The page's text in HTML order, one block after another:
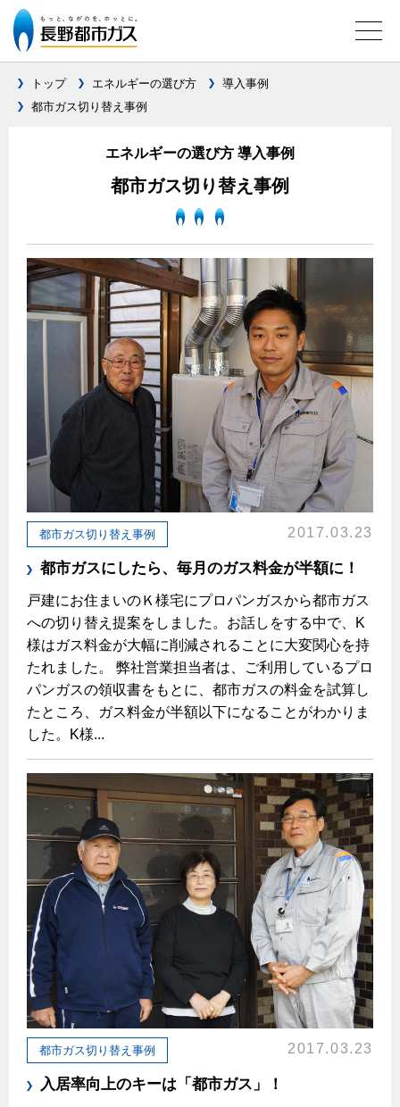
家庭用選択約款
ご請求とお支払いについて
口座振替によるお支払い
クレジットカードによるお支払い
払込書による窓口でのお支払い
払込書によるスマホアプリでのお支払い
検針について
原料費調整制度について
こんなときは
ガスくさいとき・警報器が鳴ったとき
ガスが出ないとき
ガスメーターの復帰方法
ガス器具が故障したとき
地震のとき
ガス給湯器・風呂釜の凍結予防方法
ガス工事について
ガス工事に関する約款・委託要件・内管工事見積単価表
新しく都市ガスをご利用したい方へ
道路・敷地内で工事をされる皆さまへ
ガスを安全にお使いいただくために
安全対策
ガスメーターの役割と安全機能
古くなったガス管の交換のおすすめ
正しい接続で安全に
設備別に比較する
ガスコンロとIHクッキングヒーターの比較
安全性
調理性
清掃性
ガス給湯器とエコキュートの比較
快適性
経済性
ライフスタイルの変化に対応するエコジョーズ
ガス・電気併用住宅とオール電化住宅の比較
経済性、環境性、創エネ
ライフステージ別に比較する
20代
30代
40代～50代
プロパンガスから都市ガスへの切り替え
都市ガス切り替えのメリット
導入事例
都市ガス切り替え事例
キッチン
ガスコンロ
私たちのリフォーム
キッチンをリフォーム
トップ エネルギーの選び方
導入事例
都市ガス切り替え事例
エネルギーの選び方 導入事例
都市ガス切り替え事例
都市ガス切り替え事例 2017.03.23
都市ガスにしたら、毎月のガス料金が半額に！
戸建にお住まいのＫ様宅にプロパンガスから都市ガス
への切り替え提案をしました。お話しをする中で、K
様はガス料金が大幅に削減されることに大変関心を持
たれました。 弊社営業担当者は、ご利用しているプロ
パンガスの領収書をもとに、都市ガスの料金を試算し
たところ、ガス料金が半額以下になることがわかりま
した。K様...
都市ガス切り替え事例 2017.03.23
入居率向上のキーは「都市ガス」！